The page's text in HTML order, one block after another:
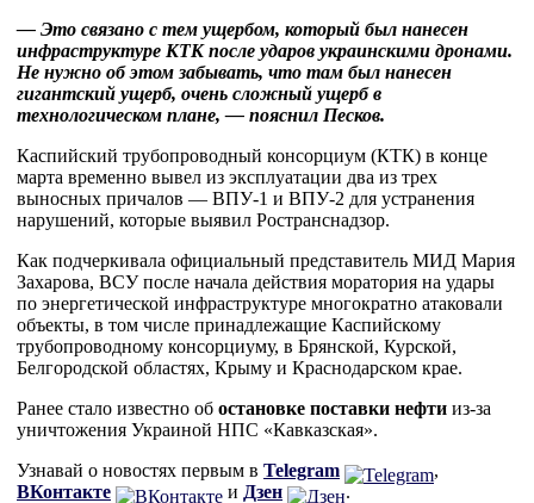
— Это связано с тем ущербом, который был нанесен
инфраструктуре КТК после ударов украинскими дронами.
Не нужно об этом забывать, что там был нанесен
гигантский ущерб, очень сложный ущерб в
технологическом плане, — пояснил Песков.
Каспийский трубопроводный консорциум (КТК) в конце
марта временно вывел из эксплуатации два из трех
выносных причалов — ВПУ-1 и ВПУ-2 для устранения
нарушений, которые выявил Ространснадзор.
Как подчеркивала официальный представитель МИД Мария
Захарова, ВСУ после начала действия моратория на удары
по энергетической инфраструктуре многократно атаковали
объекты, в том числе принадлежащие Каспийскому
трубопроводному консорциуму, в Брянской, Курской,
Белгородской областях, Крыму и Краснодарском крае.
Ранее стало известно об остановке поставки нефти из-за
уничтожения Украиной НПС «Кавказская».
Узнавай о новостях первым в Telegram
,
ВКонтакте
и Дзен .